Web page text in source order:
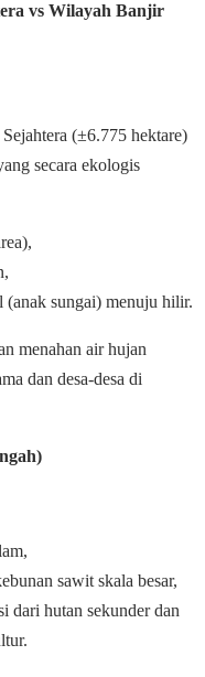
vs Wilayah Banjir
(±6.775 hektare)
secara ekologis
(anak sungai) menuju hilir.
menahan air hujan
dan desa-desa di
sawit skala besar,
dari hutan sekunder dan